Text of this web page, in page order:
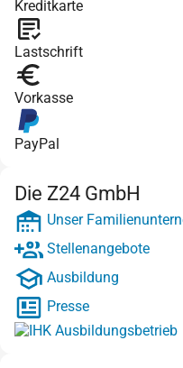
Kreditkarte
Lastschrift
Vorkasse
PayPal
Die Z24 GmbH
Unser
Stellenangebote
Ausbildung
Presse